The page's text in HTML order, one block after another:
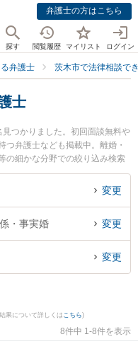
弁護士の方はこちら
探す 閲覧履歴 マイリスト ログイン
弁護士 茨木市で法律相談で
士
つかりました。初回面談無料や
つ弁護士なども掲載中。離婚・
の細かな分野での絞り込み検索
士弁護士や弁護士法人茨木あさ
の葉方 心平弁護士のプロフィー
たい』『初回相談無料で内縁解
約したい』などでお困りの相談
変更
・事実婚 変更
変更
果について詳しくは こちら)
8件中 1-8件を表示